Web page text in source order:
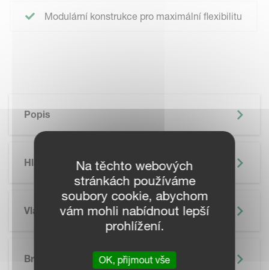
Modulární konstrukce pro maximální flexibilitu
Popis
Hlavní Výhody
Vlastnosti
Brožura
Na těchto webových
stránkách používáme
soubory cookie, abychom
vám mohli nabídnout lepší
prohlížení.
OK, přijmout vše